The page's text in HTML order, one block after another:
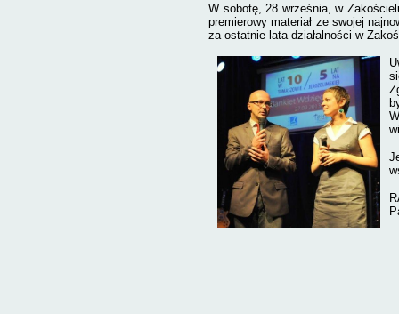
W sobotę, 28 września, w Zak
premierowy materiał ze swojej
za ostatnie lata działalności w